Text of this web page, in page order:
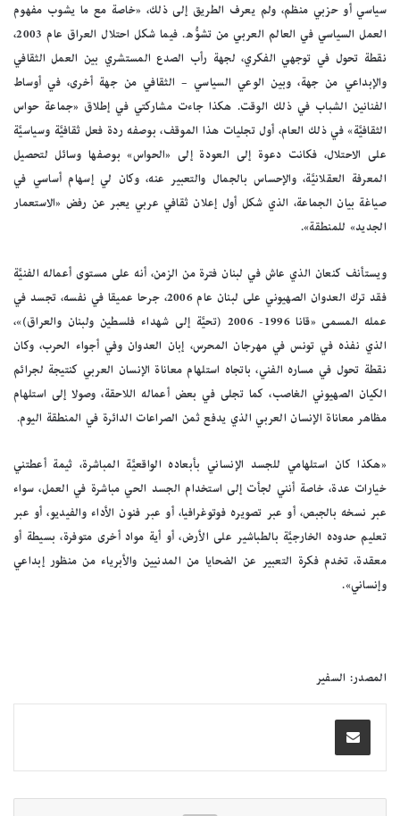
سياسي أو حزبي منظم، ولم يعرف الطريق إلى ذلك، «خاصة مع ما يشوب مفهوم
العمل السياسي في العالم العربي من تشوُّه. فيما شكل احتلال العراق عام 2003،
نقطة تحول في توجهي الفكري، لجهة رأب الصدع المستشري بين العمل الثقافي
والإبداعي من جهة، وبين الوعي السياسي – الثقافي من جهة أخرى، في أوساط
الفنانين الشباب في ذلك الوقت. هكذا جاءت مشاركتي في إطلاق «جماعة حواس
الثقافيَّة» في ذلك العام، أول تجليات هذا الموقف، بوصفه ردة فعل ثقافيَّة وسياسيَّة
على الاحتلال، فكانت دعوة إلى العودة إلى «الحواس» بوصفها وسائل لتحصيل
المعرفة العقلانيَّة، والإحساس بالجمال والتعبير عنه، وكان لي إسهام أساسي في
صياغة بيان الجماعة، الذي شكل أول إعلان ثقافي عربي يعبر عن رفض «الاستعمار
الجديد» للمنطقة».
ويستأنف كنعان الذي عاش في لبنان فترة من الزمن، أنه على مستوى أعماله الفنيَّة
فقد ترك العدوان الصهيوني على لبنان عام 2006، جرحا عميقا في نفسه، تجسد في
عمله المسمى «قانا 1996- 2006 (تحيَّة إلى شهداء فلسطين ولبنان والعراق)»،
الذي نفذه في تونس في مهرجان المحرس، إبان العدوان وفي أجواء الحرب، وكان
نقطة تحول في مساره الفني، باتجاه استلهام معاناة الإنسان العربي كنتيجة لجرائم
الكيان الصهيوني الغاصب، كما تجلى في بعض أعماله اللاحقة، وصولا إلى استلهام
مظاهر معاناة الإنسان العربي الذي يدفع ثمن الصراعات الدائرة في المنطقة اليوم.
«هكذا كان استلهامي للجسد الإنساني بأبعاده الواقعيَّة المباشرة، ثيمة أعطتني
خيارات عدة، خاصة أنني لجأت إلى استخدام الجسد الحي مباشرة في العمل، سواء
عبر نسخه بالجبص، أو عبر تصويره فوتوغرافيا، أو عبر فنون الأداء والفيديو، أو عبر
تعليم حدوده الخارجيَّة بالطباشير على الأرض، أو أية مواد أخرى متوفرة، بسيطة أو
معقدة، تخدم فكرة التعبير عن الضحايا من المدنيين والأبرياء من منظور إبداعي
وإنساني».
المصدر: السفير